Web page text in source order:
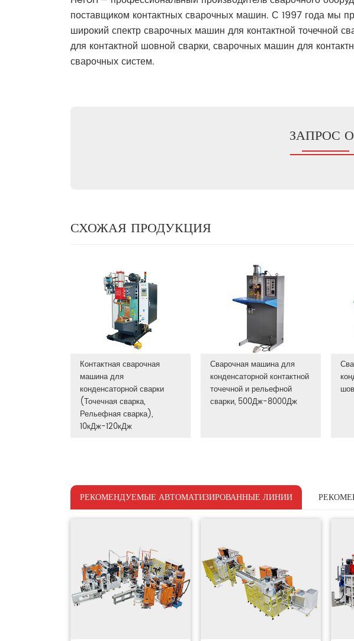
поставщиком контактных сварочных машин. С 1997 года мы
широкий спектр сварочных машин для контактной точечной
для контактной шовной сварки, сварочных машин для
сварочных систем.
ЗАПРОС
СХОЖАЯ ПРОДУКЦИЯ
Контактная сварочная
машина для
конденсаторной сварки
(Точечная сварка,
Рельефная сварка),
10кДж-120кДж
Сварочная машина для
конденсаторной контактной
точечной и рельефной
сварки, 500Дж-8000Дж
РЕКОМЕНДУЕМЫЕ АВТОМАТИЗИРОВАННЫЕ ЛИНИИ